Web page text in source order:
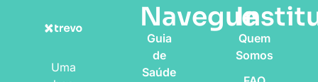
Uma
Navegue
Guia
de
Saúde
Quem
Somos